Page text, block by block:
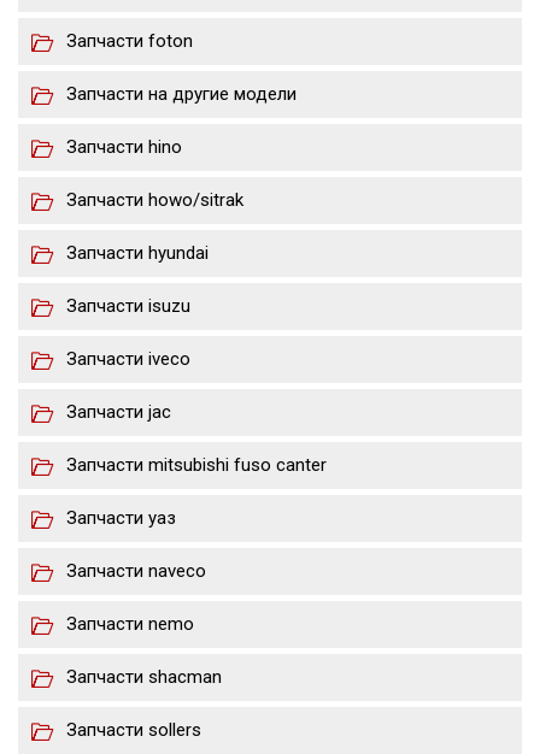
Запчасти foton
Запчасти на другие модели
Запчасти hino
Запчасти howo/sitrak
Запчасти hyundai
Запчасти isuzu
Запчасти iveco
Запчасти jac
Запчасти mitsubishi fuso canter
Запчасти уаз
Запчасти naveco
Запчасти nemo
Запчасти shacman
Запчасти sollers